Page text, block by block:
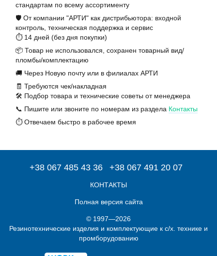
стандартам по всему ассортименту
🛡️ От компании "АРТИ" как дистрибьютора: входной
контроль, техническая поддержка и сервис
⏱️ 14 дней (без дня покупки)
📦 Товар не использовался, сохранен товарный вид/
пломбы/комплектацию
🚚 Через Новую почту или в филиалах АРТИ
🧾 Требуются чек/накладная
🛠️ Подбор товара и технические советы от менеджера
📞 Пишите или звоните по номерам из раздела Контакты
⏱️ Отвечаем быстро в рабочее время
+38 067 485 43 36 +38 067 491 20 07
КОНТАКТЫ
Полная версия сайта
© 1997—2026
Резинотехнические изделия и комплектующие к с/х. технике и
промборудованию